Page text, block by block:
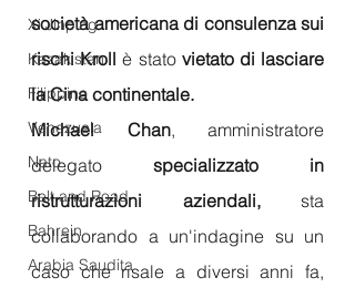
Xi Jinping
Kazakistan
Filippine
Venezuela
Nato
Belt and Road
Bahrein
Arabia Saudita
società americana di consulenza sui
rischi Kroll è stato vietato di lasciare
la Cina continentale.
Michael Chan, amministratore
delegato specializzato in
ristrutturazioni aziendali, sta
collaborando a un'indagine su un
caso che risale a diversi anni fa,